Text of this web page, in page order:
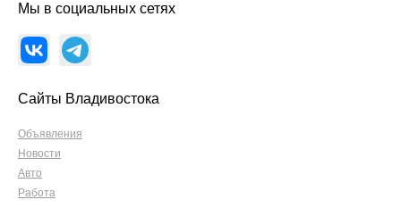
Мы в социальных сетях
Сайты Владивостока
Объявления
Новости
Авто
Работа